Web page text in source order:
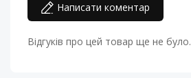
Написати коментар
Відгуків про цей товар ще не було.